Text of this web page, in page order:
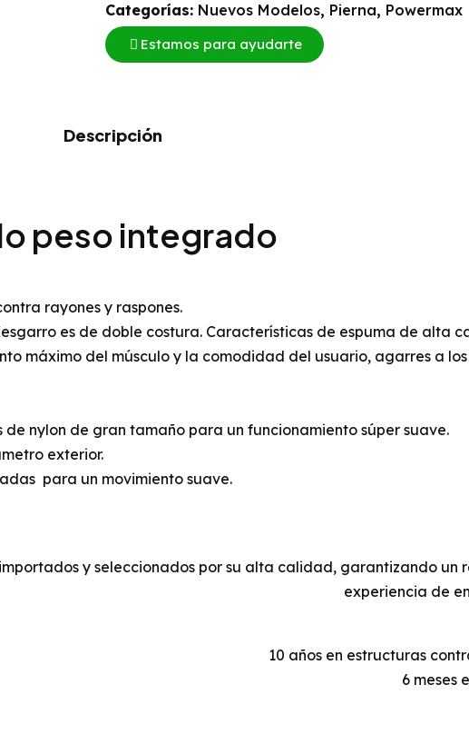
Categorías: Nuevos Modelos, Pierna, Powermax
Estamos para ayudarte
Descripción
peso integrado
rayones y raspones.
es de doble costura. Características de espuma de alta
máximo del músculo y la comodidad del usuario, agarres a
nylon de gran tamaño para un funcionamiento súper suave.
exterior.
para un movimiento suave.
y seleccionados por su alta calidad, garantizando un
experiencia de
10 años en estructuras
6 meses